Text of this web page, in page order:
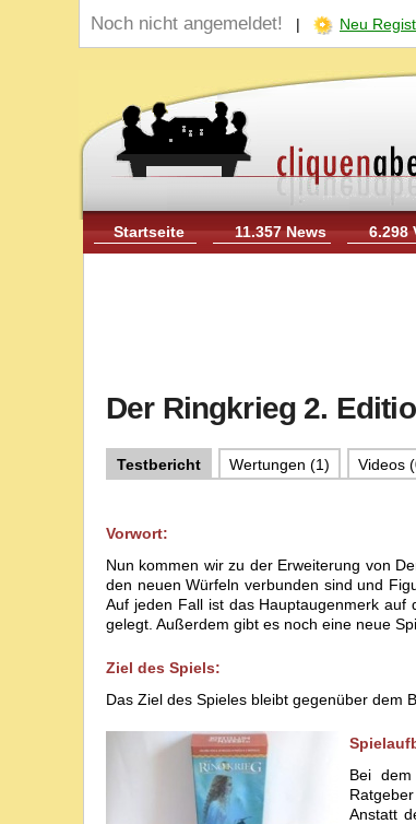
Noch nicht angemeldet! | Neu
Startseite 11.357 News 6.298
Der Ringkrieg 2.
Testbericht Wertungen (1) Videos
Vorwort:
Nun kommen wir zu der Erweiterung von
den neuen Würfeln verbunden sind und
Auf jeden Fall ist das Hauptaugenmerk auf
gelegt. Außerdem gibt es noch eine neue
Ziel des Spiels:
Das Ziel des Spieles bleibt gegenüber dem
Bei
Anstatt